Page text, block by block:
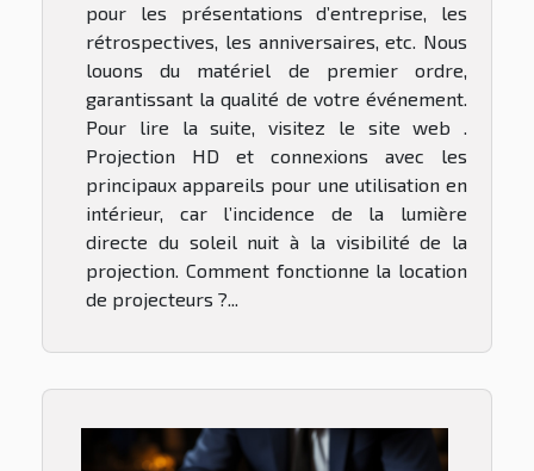
pour les présentations d’entreprise, les
rétrospectives, les anniversaires, etc. Nous
louons du matériel de premier ordre,
garantissant la qualité de votre événement.
Pour lire la suite, visitez le site web .
Projection HD et connexions avec les
principaux appareils pour une utilisation en
intérieur, car l’incidence de la lumière
directe du soleil nuit à la visibilité de la
projection. Comment fonctionne la location
de projecteurs ?...